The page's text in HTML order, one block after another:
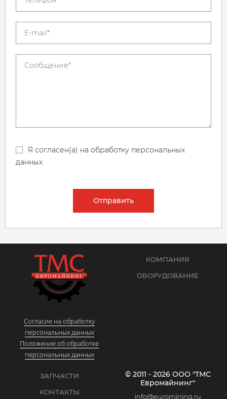
Я согласен(а) на обработку персональных
данных.
Отправить
Согласие на обработку
персональных данных
Положение об обработке
персональных данных
КОМПАНИЯ
ОБОРУДОВАНИЕ
ЗАПЧАСТИ
КОНТАКТЫ
© 2011 - 2026 ООО "ТМС
Евромайнинг"
info@euromining.ru